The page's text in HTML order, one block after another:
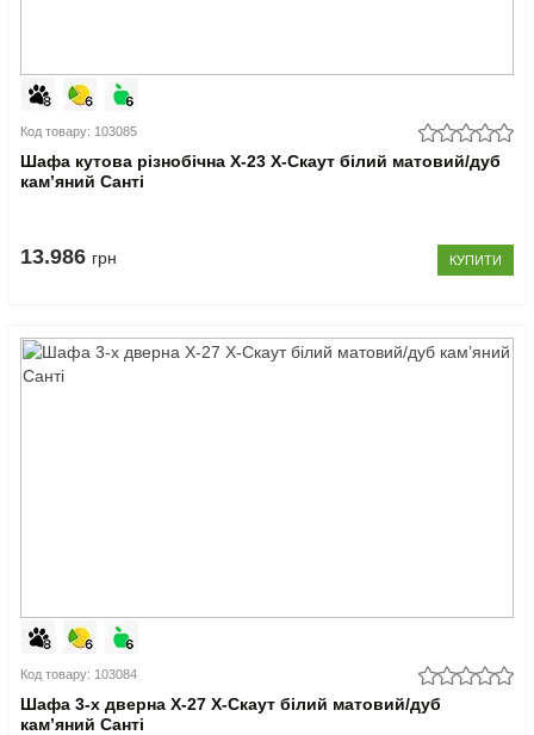
Код товару: 103085
Шафа кутова різнобічна Х-23 X-Скаут білий матовий/дуб
кам’яний Санті
13.986 грн КУПИТИ
Код товару: 103084
Шафа 3-х дверна Х-27 X-Скаут білий матовий/дуб
кам’яний Санті